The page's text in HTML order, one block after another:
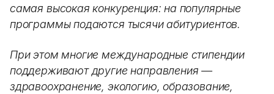
самая высокая конкуренция: на популярные
программы подаются тысячи абитуриентов.
При этом многие международные стипендии
поддерживают другие направления —
здравоохранение, экологию, образование,